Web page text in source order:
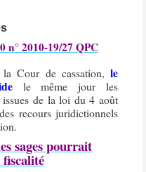
n° 2010-19/27 QPC
Cour de cassation, le
le même jour les
de la loi du 4 août
recours juridictionnels
sages pourrait